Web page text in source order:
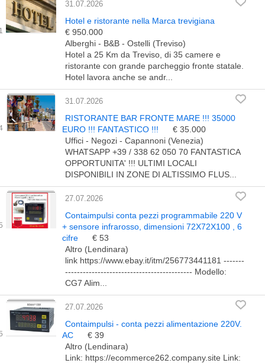
31.07.2026
Hotel e ristorante nella Marca trevigiana
€ 950.000
Alberghi - B&B - Ostelli (Treviso)
Hotel a 25 Km da Treviso, di 35 camere e
ristorante con grande parcheggio fronte statale.
Hotel lavora anche se andr...
31.07.2026
RISTORANTE BAR FRONTE MARE !!! 35000
EURO !!! FANTASTICO !!!
€ 35.000
Uffici - Negozi - Capannoni (Venezia)
WHATSAPP +39 / 338 62 050 70 FANTASTICA
OPPORTUNITA' !!! ULTIMI LOCALI
DISPONIBILI IN ZONE DI ALTISSIMO FLUS...
27.07.2026
Contaimpulsi conta pezzi programmabile 220 V
+ sensore infrarosso, dimensioni 72X72X100 , 6
cifre
€ 53
Altro (Lendinara)
link https://www.ebay.it/itm/256773441181 -------
------------------------------------------- Modello:
CG7 Alim...
27.07.2026
Contaimpulsi - conta pezzi alimentazione 220V.
AC
€ 39
Altro (Lendinara)
Link: https://ecommerce262.company.site Link: